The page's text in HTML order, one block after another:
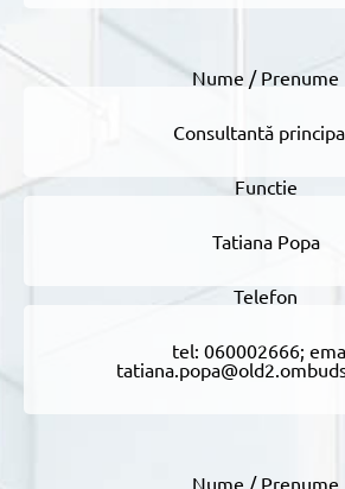
Consultantă
Tatiana Popa
tel: 060002666;